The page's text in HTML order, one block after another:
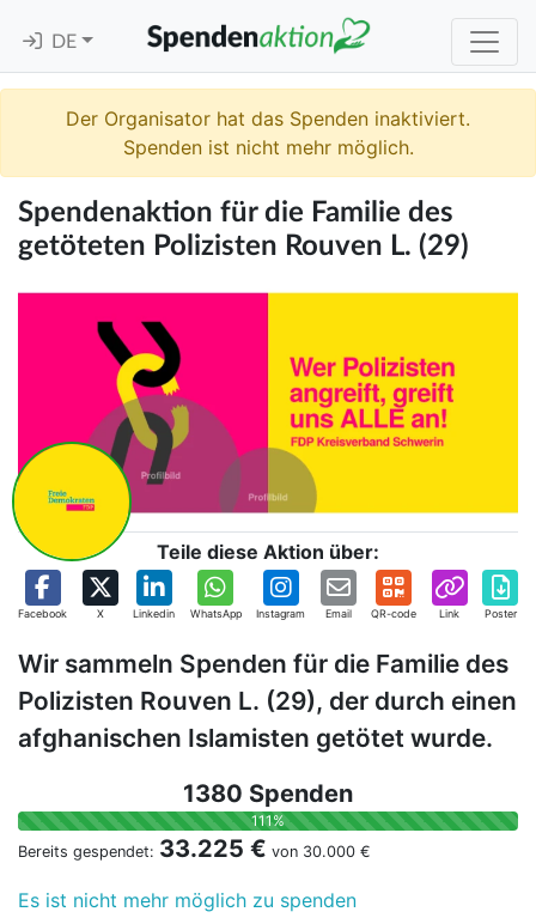
DE
Der Organisator hat das Spenden inaktiviert.
Spenden ist nicht mehr möglich.
Spendenaktion für die Familie des
getöteten Polizisten Rouven L. (29)
Teile diese Aktion über:
Facebook X Linkedin WhatsApp Instagram Email QR-code Link Poster
Wir sammeln Spenden für die Familie des
Polizisten Rouven L. (29), der durch einen
afghanischen Islamisten getötet wurde.
1380 Spenden
111%
Bereits gespendet: 33.225 € von 30.000 €
Es ist nicht mehr möglich zu spenden